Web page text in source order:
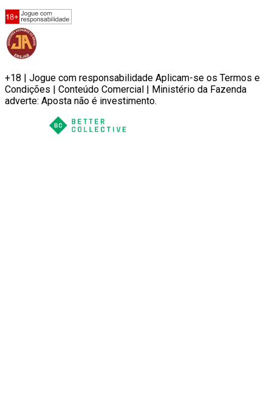
+18 | Jogue com responsabilidade Aplicam-se os Termos e
Condições | Conteúdo Comercial | Ministério da Fazenda
adverte: Aposta não é investimento.